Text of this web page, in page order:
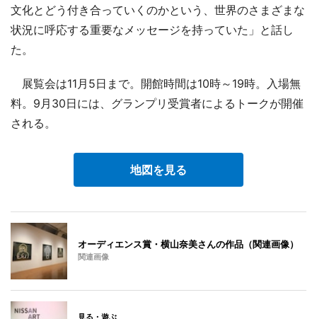
文化とどう付き合っていくのかという、世界のさまざまな
状況に呼応する重要なメッセージを持っていた」と話し
た。
展覧会は11月5日まで。開館時間は10時～19時。入場無
料。9月30日には、グランプリ受賞者によるトークが開催
される。
地図を見る
オーディエンス賞・横山奈美さんの作品（関連画像）
関連画像
見る・遊ぶ